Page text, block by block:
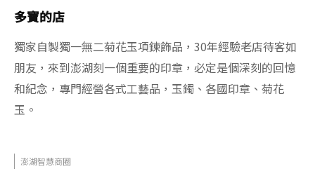
多寶的店
獨家自製獨一無二菊花玉項鍊飾品，30年經驗老店待客如
朋友，來到澎湖刻一個重要的印章，必定是個深刻的回憶
和紀念，專門經營各式工藝品，玉鐲、各國印章、菊花
玉。
澎湖智慧商圈